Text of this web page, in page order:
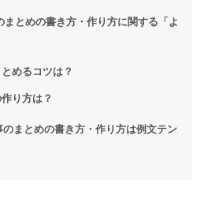
まとめの書き方・作り方に関する「よ
めるコツは？
り方は？
のまとめの書き方・作り方は例文テン